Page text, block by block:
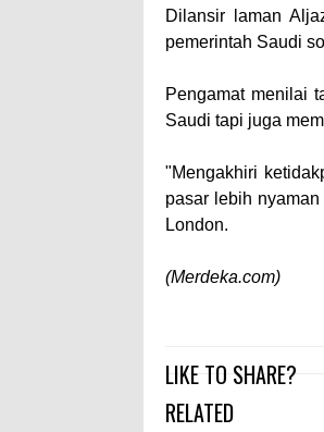
Dilansir laman
pemerintah Saudi
Pengamat menilai
Saudi tapi juga
"Mengakhiri
pasar lebih
London.
(Merdeka.com)
LIKE TO SHARE?
RELATED